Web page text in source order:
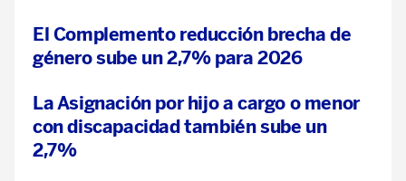
El Complemento reducción brecha de
género sube un 2,7% para 2026
La Asignación por hijo a cargo o menor
con discapacidad también sube un
2,7%